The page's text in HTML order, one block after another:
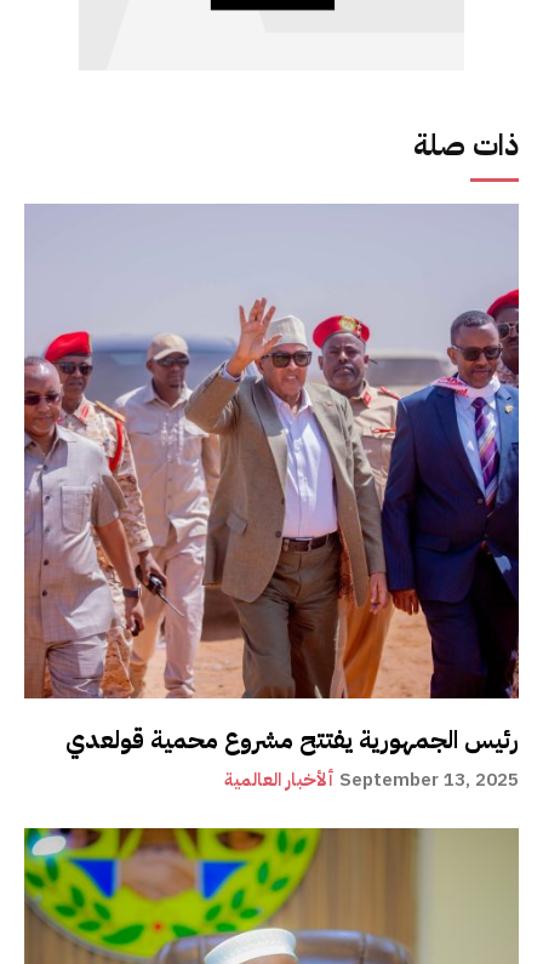
ذات صلة
رئيس الجمهورية يفتتح مشروع محمية قولعدي
ألأخبار العالمية September 13, 2025